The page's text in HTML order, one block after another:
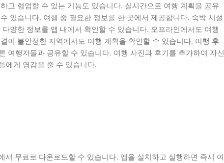
고 협업할 수 있는 기능도 있습니다. 실시간으로 여행 계획을 공유
있습니다. 여행 중 필요한 정보를 한 곳에서 제공합니다. 숙박 시설
양한 정보를 앱 내에서 확인할 수 있습니다. 오프라인에서도 여행
이 불안정한 지역에서도 여행 계획을 확인할 수 있습니다. 여행 후
여행자들과 공유할 수 있습니다. 여행 사진과 후기를 추가하여 자신
에게 영감을 줄 수 있습니다.
무료로 다운로드할 수 있습니다. 앱을 설치하고 실행하면 즉시 여